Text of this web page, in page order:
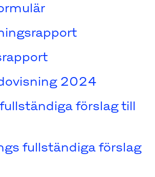
2024
förslag till
fullständiga förslag